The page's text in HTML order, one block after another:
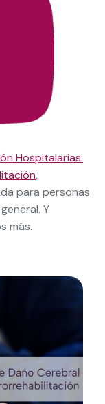
Hospitalarias:
,
para personas
Y
más.